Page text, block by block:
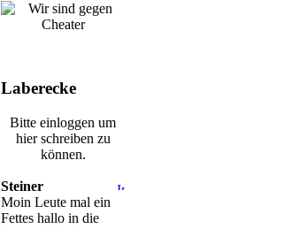
Laberecke
Bitte einloggen um
hier schreiben zu
können.
Steiner
Moin Leute mal ein
Fettes hallo in die